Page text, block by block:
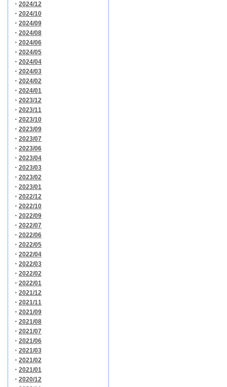
・ 2024/12
・ 2024/10
・ 2024/09
・ 2024/08
・ 2024/06
・ 2024/05
・ 2024/04
・ 2024/03
・ 2024/02
・ 2024/01
・ 2023/12
・ 2023/11
・ 2023/10
・ 2023/09
・ 2023/07
・ 2023/06
・ 2023/04
・ 2023/03
・ 2023/02
・ 2023/01
・ 2022/12
・ 2022/10
・ 2022/09
・ 2022/07
・ 2022/06
・ 2022/05
・ 2022/04
・ 2022/03
・ 2022/02
・ 2022/01
・ 2021/12
・ 2021/11
・ 2021/09
・ 2021/08
・ 2021/07
・ 2021/06
・ 2021/03
・ 2021/02
・ 2021/01
・ 2020/12